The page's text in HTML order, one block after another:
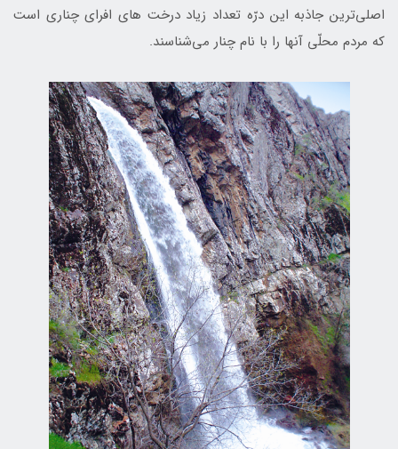
اصلی‌ترین جاذبه این درّه تعداد زیاد درخت های افرای چناری است
که مردم محلّی آنها را با نام چنار مي‌شناسند.